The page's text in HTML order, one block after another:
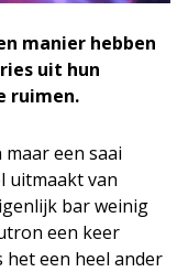
manier hebben
uit hun
ruimen.
een saai
uitmaakt van
bar weinig
een keer
het een heel ander